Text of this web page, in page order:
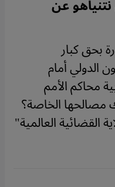
عن
بحق كبار
الدولي أمام
محاكم الأمم
مصالحها الخاصة؟
القضائية العالمية"